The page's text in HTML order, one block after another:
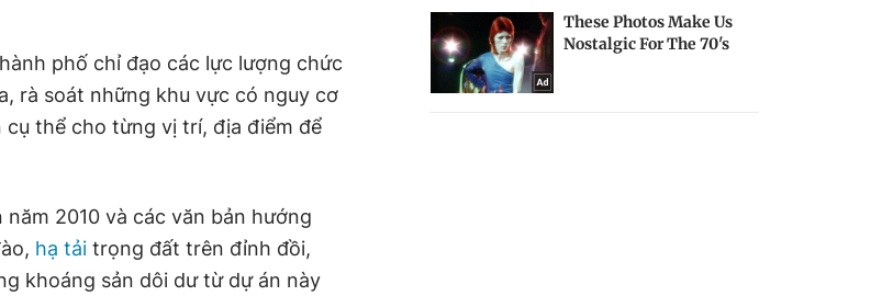
phố chỉ đạo các lực lượng chức
rà soát những khu vực có nguy cơ
thể cho từng vị trí, địa điểm để
2010 và các văn bản hướng
hạ tải trọng đất trên đỉnh đồi,
khoáng sản dôi dư từ dự án này